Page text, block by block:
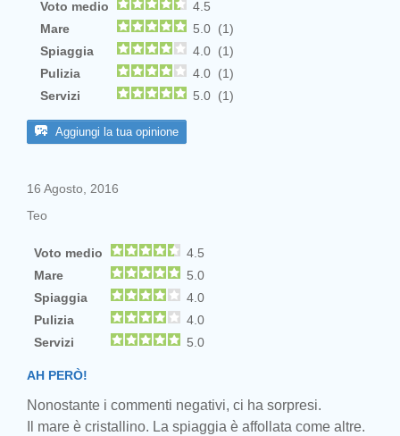
Voto medio
4.5
Mare
5.0 (1)
Spiaggia
4.0 (1)
Pulizia
4.0 (1)
Servizi
5.0 (1)
Aggiungi la tua opinione
16 Agosto, 2016
Teo
Voto medio
4.5
Mare
5.0
Spiaggia
4.0
Pulizia
4.0
Servizi
5.0
AH PERÒ!
Nonostante i commenti negativi, ci ha sorpresi.
Il mare è cristallino. La spiaggia è affollata come altre.